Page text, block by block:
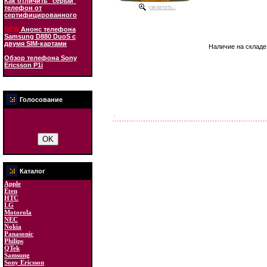
телефон от
сертифицированного
NEWАнонс телефона
Samsung D880 DuoS с
двумя SIM-картами
Обзор телефона Sony
Ericsson P1i
Голосование
Каталог
Apple
Eten
HTC
LG
Motorola
NEC
Nokia
Panasonic
Philips
QTek
Samsung
Sony Ericsson
увеличить...
Наличие на складе: